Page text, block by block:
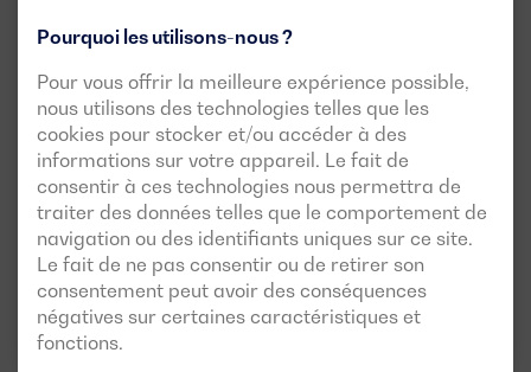
Pourquoi les utilisons-nous ?
Pour vous offrir la meilleure expérience possible,
nous utilisons des technologies telles que les
cookies pour stocker et/ou accéder à des
informations sur votre appareil. Le fait de
consentir à ces technologies nous permettra de
traiter des données telles que le comportement de
navigation ou des identifiants uniques sur ce site.
Le fait de ne pas consentir ou de retirer son
consentement peut avoir des conséquences
négatives sur certaines caractéristiques et
fonctions.
DGV 825 ME
PUISSANCE:
PRP:750 kVA (600 kW)
ESP: 825 kVA (660 kW)
TENSION:
400/230V
EMISSIONS :
EU Stage II
Télécharger la fiche technique